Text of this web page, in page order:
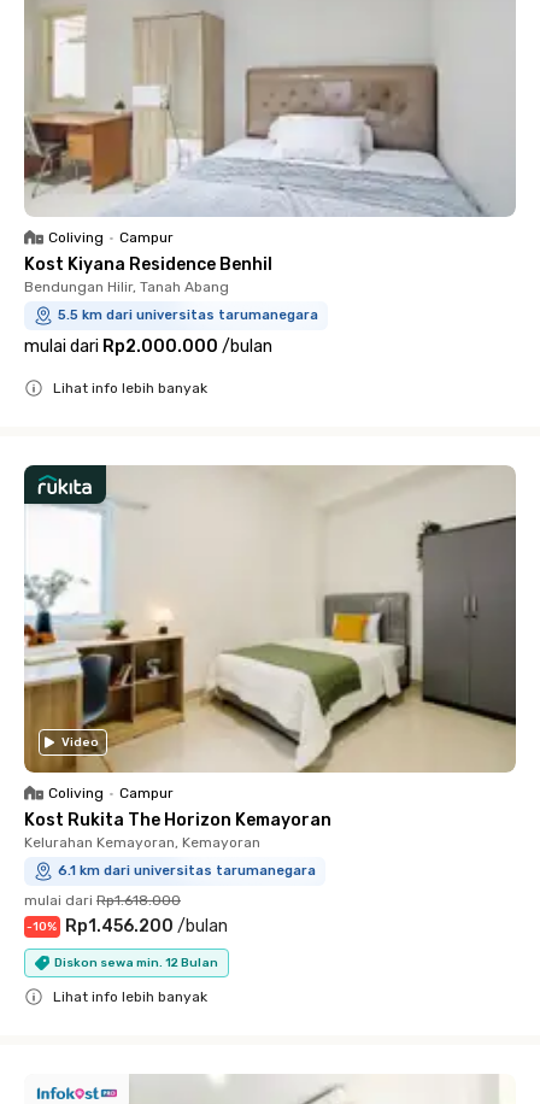
Coliving • Campur
Kost Kiyana Residence Benhil
Bendungan Hilir, Tanah Abang
5.5 km dari universitas tarumanegara
mulai dari Rp2.000.000 /bulan
Lihat info lebih banyak
Video
Coliving • Campur
Kost Rukita The Horizon Kemayoran
Kelurahan Kemayoran, Kemayoran
6.1 km dari universitas tarumanegara
mulai dari Rp1.618.000
-10% Rp1.456.200 /bulan
Diskon sewa min. 12 Bulan
Lihat info lebih banyak